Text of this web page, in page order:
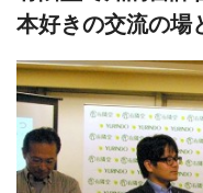
本好きの交流の場